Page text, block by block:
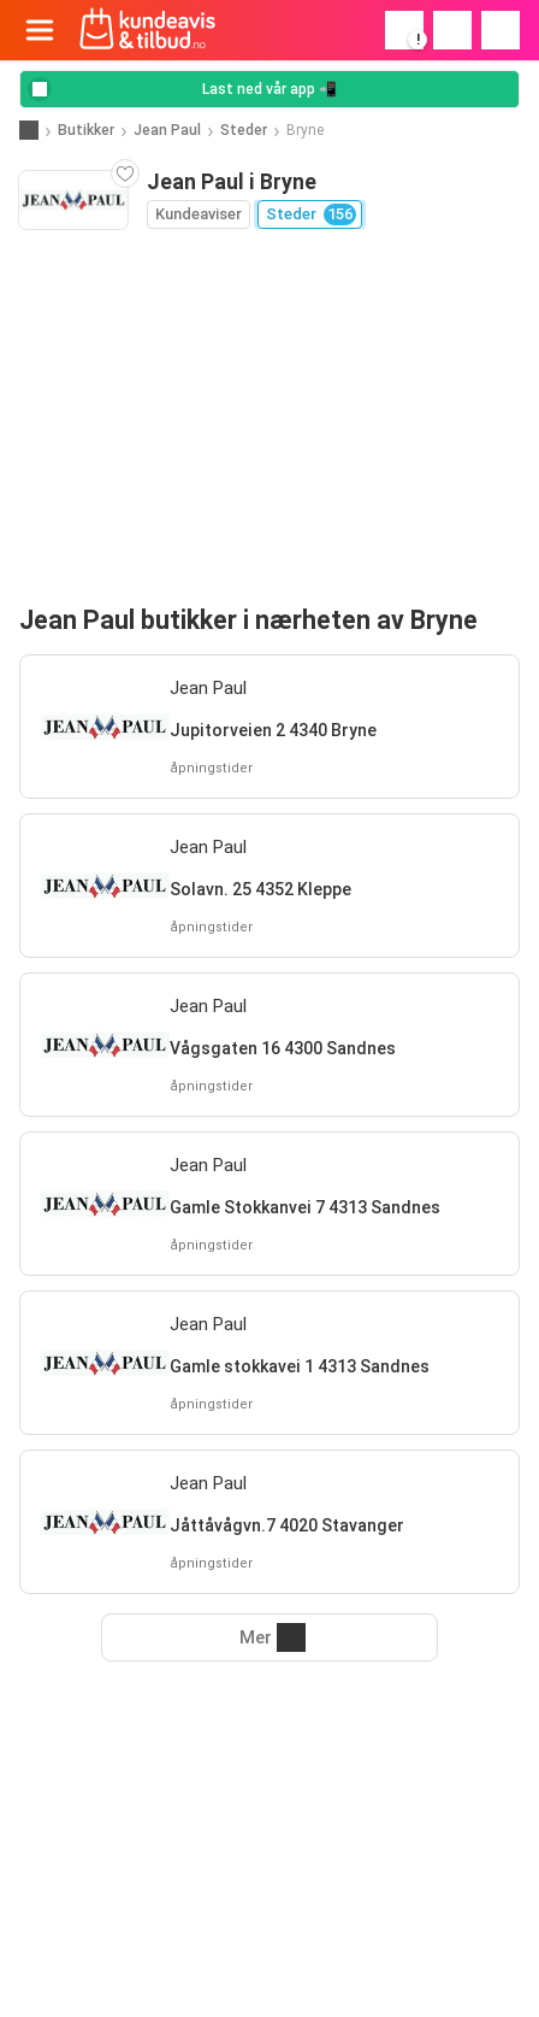
!
Last ned vår app 📲
Butikker Jean Paul Steder Bryne
Jean Paul i Bryne
Kundeaviser Steder 156
Jean Paul butikker i nærheten av Bryne
Jean Paul
Jupitorveien 2 4340 Bryne
åpningstider
Jean Paul
Solavn. 25 4352 Kleppe
åpningstider
Jean Paul
Vågsgaten 16 4300 Sandnes
åpningstider
Jean Paul
Gamle Stokkanvei 7 4313 Sandnes
åpningstider
Jean Paul
Gamle stokkavei 1 4313 Sandnes
åpningstider
Jean Paul
Jåttåvågvn.7 4020 Stavanger
åpningstider
Mer